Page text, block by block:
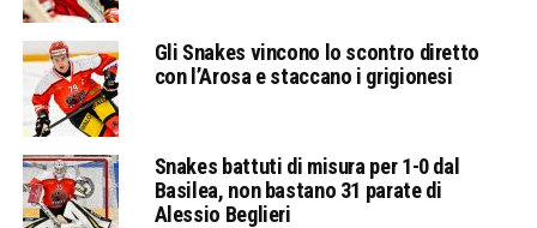
Gli Snakes vincono lo scontro diretto
con l’Arosa e staccano i grigionesi
Snakes battuti di misura per 1-0 dal
Basilea, non bastano 31 parate di
Alessio Beglieri